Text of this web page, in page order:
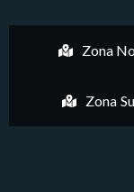
Zona
Zona